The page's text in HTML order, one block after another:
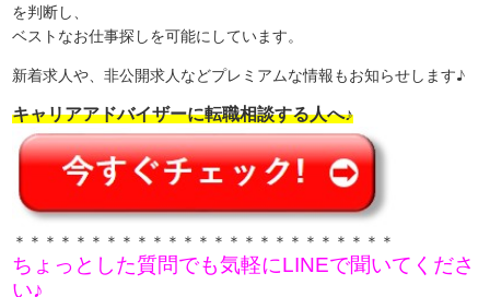
を判断し、
ベストなお仕事探しを可能にしています。
新着求人や、非公開求人などプレミアムな情報もお知らせします♪
キャリアアドバイザーに転職相談する人へ♪
＊＊＊＊＊＊＊＊＊＊＊＊＊＊＊＊＊＊＊＊＊＊＊＊＊
ちょっとした質問でも気軽にLINEで聞いてくださ
い♪